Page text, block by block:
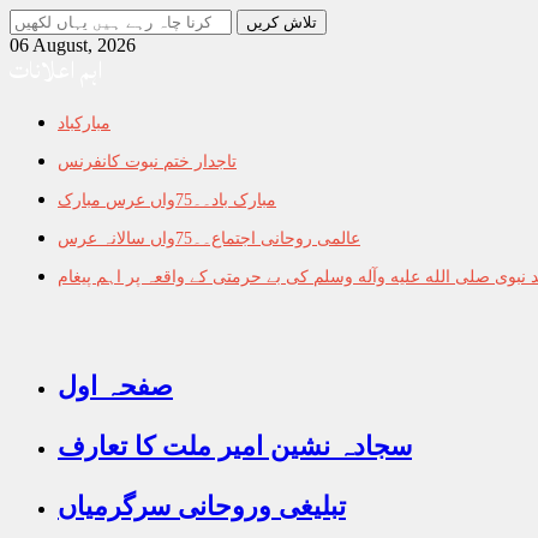
جو
تلاش
یہاں
06 August, 2026
اہم اعلانات
مبارکباد
تاجدار ختم نبوت کانفرنس
مبارک باد۔۔75واں عرس مبارک
عالمی روحانی اجتماع۔۔75واں سالانہ عرس
نبوی صلى الله عليه وآله وسلم کی بے حرمتی کے واقعہ پر اہم پیغام
صفحہ اول
سجادہ نشین امیر ملت کا تعارف
تبلیغی وروحانی سرگرمیاں